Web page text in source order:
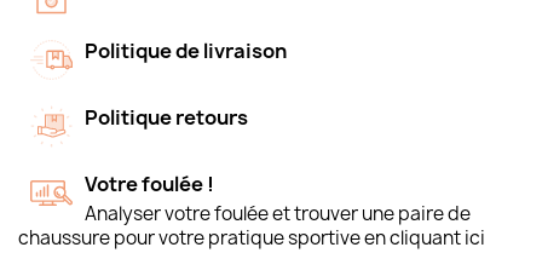
Politique de livraison
Politique retours
Votre foulée !
Analyser votre foulée et trouver une paire de
chaussure pour votre pratique sportive en cliquant ici